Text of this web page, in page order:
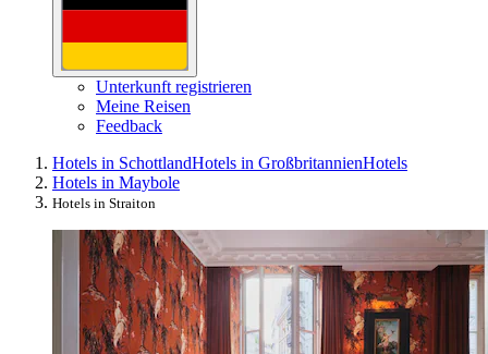
Unterkunft registrieren
Meine Reisen
Feedback
Hotels in SchottlandHotels in GroßbritannienHotels
Hotels in Maybole
Hotels in Straiton